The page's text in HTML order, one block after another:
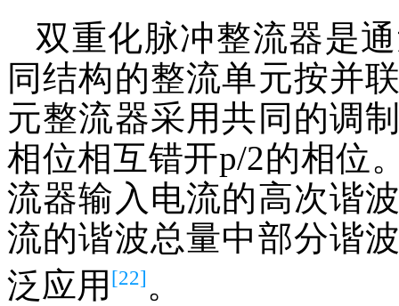
双重化脉冲整流器是
同结构的整流单元按并
元整流器采用共同的调
相位相互错开p/2的相位
流器输入电流的高次谐
流的谐波总量中部分谐
泛应用 [22] 。